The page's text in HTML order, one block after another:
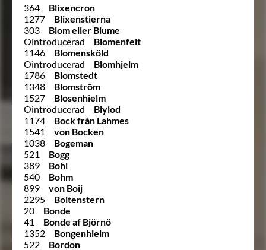
364
Blixencron
1277
Blixenstierna
303
Blom eller Blume
Ointroducerad
Blomenfelt
1146
Blomensköld
Ointroducerad
Blomhjelm
1786
Blomstedt
1348
Blomström
1527
Blosenhielm
Ointroducerad
Blylod
1174
Bock från Lahmes
1541
von Bocken
1038
Bogeman
521
Bogg
389
Bohl
540
Bohm
899
von Boij
2295
Boltenstern
20
Bonde
41
Bonde af Björnö
1352
Bongenhielm
522
Bordon